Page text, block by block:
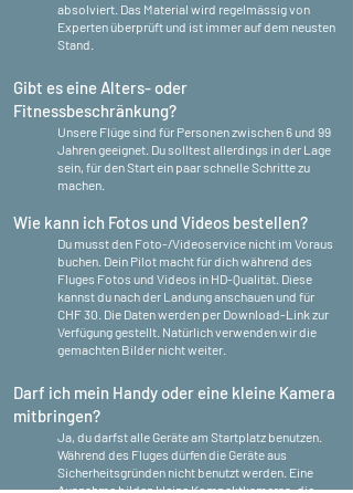
absolviert. Das Material wird regelmässig von
Experten überprüft und ist immer auf dem neusten
Stand.
Gibt es eine Alters- oder
Fitnessbeschränkung?
Unsere Flüge sind für Personen zwischen 6 und 99
Jahren geeignet. Du solltest allerdings in der Lage
sein, für den Start ein paar schnelle Schritte zu
machen.
Wie kann ich Fotos und Videos bestellen?
Du musst den Foto-/Videoservice nicht im Voraus
buchen. Dein Pilot macht für dich während des
Fluges Fotos und Videos in HD-Qualität. Diese
kannst du nach der Landung anschauen und für
CHF 30. Die Daten werden per Download-Link zur
Verfügung gestellt. Natürlich verwenden wir die
gemachten Bilder nicht weiter.
Darf ich mein Handy oder eine kleine Kamera
mitbringen?
Ja, du darfst alle Geräte am Startplatz benutzen.
Während des Fluges dürfen die Geräte aus
Sicherheitsgründen nicht benutzt werden. Eine
Ausnahme bilden kleine Kompaktkameras, die